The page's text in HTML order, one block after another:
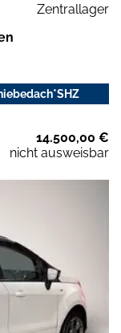
Zentrallager
14.500,00 €
nicht ausweisbar